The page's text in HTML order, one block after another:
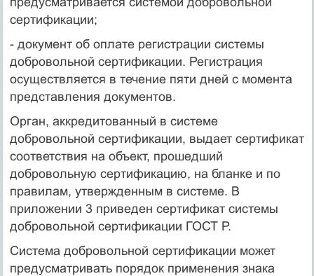
сертификации;
- документ об оплате регистрации системы
добровольной сертификации. Регистрация
осуществляется в течение пяти дней с момента
представления документов.
Орган, аккредитованный в системе
добровольной сертификации, выдает сертификат
соответствия на объект, прошедший
добровольную сертификацию, на бланке и по
правилам, утвержденным в системе. В
приложении 3 приведен сертификат системы
добровольной сертификации ГОСТ Р.
Система добровольной сертификации может
предусматривать порядок применения знака